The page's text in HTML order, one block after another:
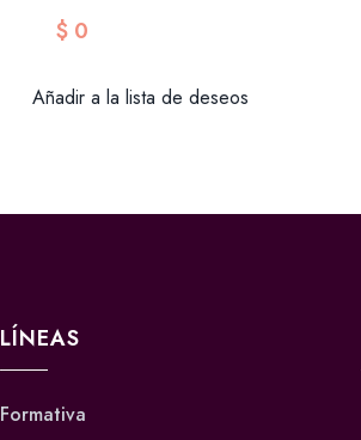
$0
Añadir a la lista de deseos
LÍNEAS
Formativa